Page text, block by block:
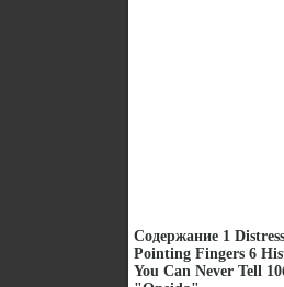
Содержание 1
Pointing Fingers 6
You Can Never Tell